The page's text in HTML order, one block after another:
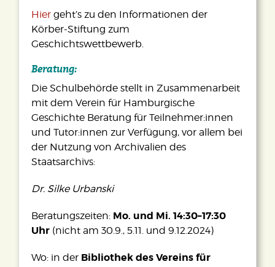
Hier geht’s zu den Informationen der
Körber-Stiftung zum
Geschichtswettbewerb.
Beratung:
Die Schulbehörde stellt in Zusammenarbeit
mit dem Verein für Hamburgische
Geschichte Beratung für Teilnehmer:innen
und Tutor:innen zur Verfügung, vor allem bei
der Nutzung von Archivalien des
Staatsarchivs:
Dr. Silke Urbanski
Beratungszeiten: Mo. und Mi. 14:30–17:30
Uhr (nicht am 30.9., 5.11. und 9.12.2024)
Wo: in der Bibliothek des Vereins für